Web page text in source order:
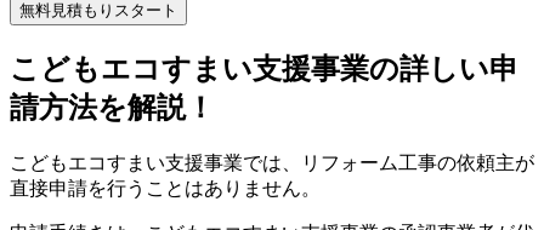
無料見積もりスタート
こどもエコすまい支援事業の詳しい申
請方法を解説！
こどもエコすまい支援事業では、リフォーム工事の依頼主が
直接申請を行うことはありません。